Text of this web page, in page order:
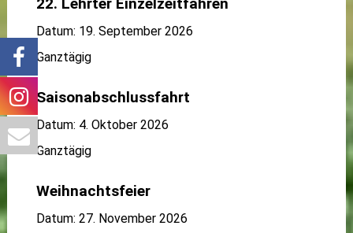
Datum: 19. September 2026
Ganztägig
Saisonabschlussfahrt
Datum: 4. Oktober 2026
Ganztägig
Weihnachtsfeier
Datum: 27. November 2026